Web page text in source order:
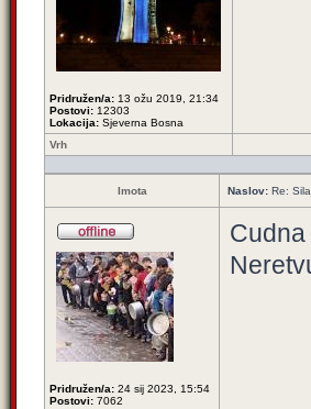
Pridružen/a: 13 ožu 2019, 21:34
Postovi: 12303
Lokacija: Sjeverna Bosna
Vrh
Imota Naslov: Re:
Pridružen/a: 24 sij 2023, 15:54
Postovi: 7062